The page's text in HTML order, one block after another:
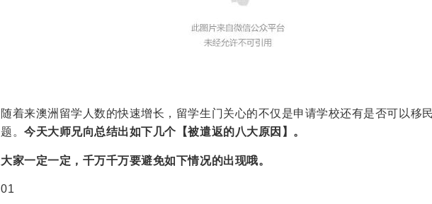
随着来澳洲留学人数的快速增长，留学生门关心的不仅是申请学校还有是否可以移
题。今天大师兄向总结出如下几个【被遣返的八大原因】。
大家一定一定，千万千万要避免如下情况的出现哦。
01